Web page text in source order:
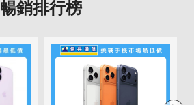
暢銷排行榜